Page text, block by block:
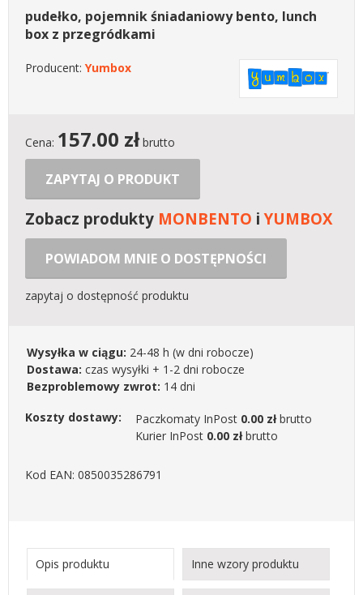
pudełko, pojemnik śniadaniowy bento, lunch
box z przegródkami
Producent: Yumbox
Cena: 157.00 złbrutto
ZAPYTAJ O PRODUKT
Zobacz produkty MONBENTO iYUMBOX
POWIADOM MNIE O DOSTĘPNOŚCI
zapytaj o dostępność produktu
Wysyłka w ciągu: 24-48 h (w dni robocze)
Dostawa: czas wysyłki + 1-2 dni robocze
Bezproblemowy zwrot: 14 dni
Koszty dostawy:
Paczkomaty InPost 0.00 złbrutto
Kurier InPost 0.00 złbrutto
Kod EAN: 0850035286791
Opis produktu Inne wzory produktu